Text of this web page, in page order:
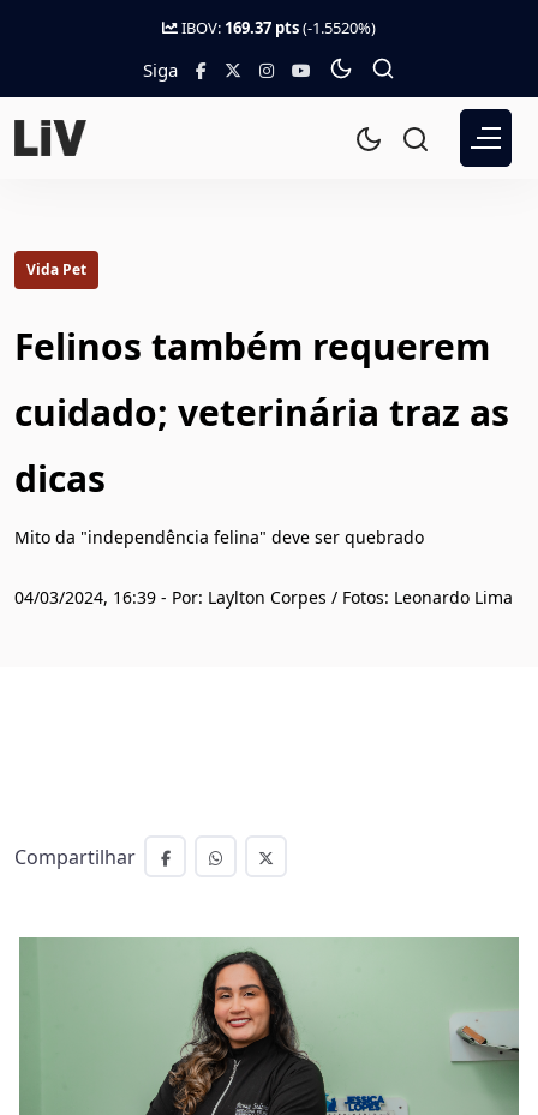
IBOV: 169.37 pts(-1.5520%)
Siga
Vida Pet
Felinos também requerem
cuidado; veterinária traz as
dicas
Mito da "independência felina" deve ser quebrado
04/03/2024, 16:39 - Por: Laylton Corpes / Fotos: Leonardo Lima
Compartilhar